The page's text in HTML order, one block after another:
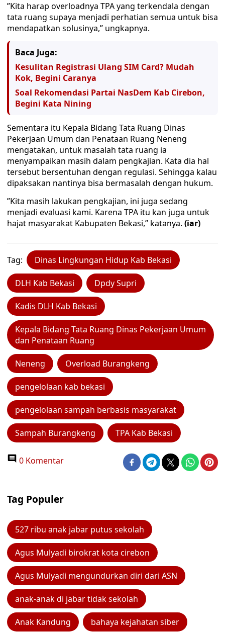
”Kita harap overloadnya TPA yang terkendala dengan
tata ruang supaya menjadi perhatian semua untuk bisa
mendapatkan solusinya,” ungkapnya.
Baca Juga:
Kesulitan Registrasi Ulang SIM Card? Mudah
Kok, Begini Caranya
Soal Rekomendasi Partai NasDem Kab Cirebon,
Begini Kata Nining
Sementara itu Kepala Bidang Tata Ruang Dinas
Pekerjaan Umum dan Penataan Ruang Neneng
mengatakan, untuk masalah tata ruang ia
menyampaikan masih dalam pengkajian. Kata dia hal
tersebut bersentuhan dengan regulasi. Sehingga kalau
dipaksakan nantinya bisa bermasalah dengan hukum.
”Kita masih lakukan pengkajian, ini juga sedang
menjadi evaluasi kami. Karena TPA itu kan juga untuk
hajat masyarakat Kabupaten Bekasi,” katanya. (iar)
Tag: Dinas Lingkungan Hidup Kab Bekasi
DLH Kab Bekasi Dpdy Supri
Kadis DLH Kab Bekasi
Kepala Bidang Tata Ruang Dinas Pekerjaan Umum
dan Penataan Ruang
Neneng Overload Burangkeng
pengelolaan kab bekasi
pengelolaan sampah berbasis masyarakat
Sampah Burangkeng TPA Kab Bekasi
0 Komentar
Tag Populer
527 ribu anak jabar putus sekolah
Agus Mulyadi birokrat kota cirebon
Agus Mulyadi mengundurkan diri dari ASN
anak-anak di jabar tidak sekolah
Anak Kandung bahaya kejahatan siber